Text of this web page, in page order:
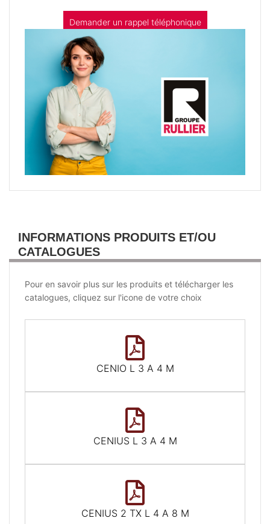
Demander un rappel téléphonique
INFORMATIONS PRODUITS ET/OU
CATALOGUES
Pour en savoir plus sur les produits et télécharger les
catalogues, cliquez sur l'icone de votre choix
CENIO L 3 A 4 M
CENIUS L 3 A 4 M
CENIUS 2 TX L 4 A 8 M